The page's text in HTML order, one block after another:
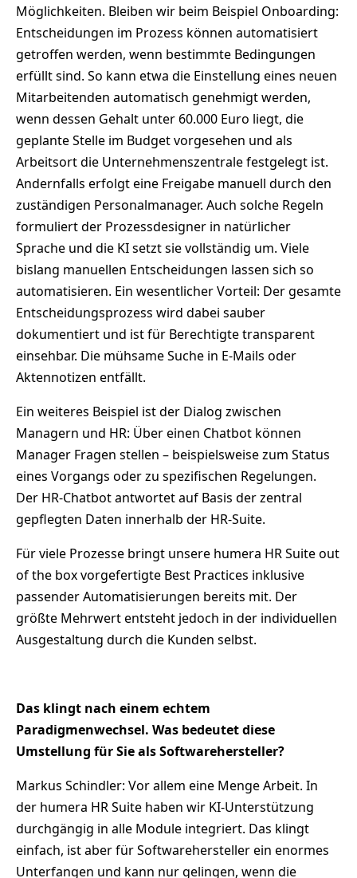
Möglichkeiten. Bleiben wir beim Beispiel Onboarding:
Entscheidungen im Prozess können automatisiert
getroffen werden, wenn bestimmte Bedingungen
erfüllt sind. So kann etwa die Einstellung eines neuen
Mitarbeitenden automatisch genehmigt werden,
wenn dessen Gehalt unter 60.000 Euro liegt, die
geplante Stelle im Budget vorgesehen und als
Arbeitsort die Unternehmenszentrale festgelegt ist.
Andernfalls erfolgt eine Freigabe manuell durch den
zuständigen Personalmanager. Auch solche Regeln
formuliert der Prozessdesigner in natürlicher
Sprache und die KI setzt sie vollständig um. Viele
bislang manuellen Entscheidungen lassen sich so
automatisieren. Ein wesentlicher Vorteil: Der gesamte
Entscheidungsprozess wird dabei sauber
dokumentiert und ist für Berechtigte transparent
einsehbar. Die mühsame Suche in E-Mails oder
Aktennotizen entfällt.
Ein weiteres Beispiel ist der Dialog zwischen
Managern und HR: Über einen Chatbot können
Manager Fragen stellen – beispielsweise zum Status
eines Vorgangs oder zu spezifischen Regelungen.
Der HR-Chatbot antwortet auf Basis der zentral
gepflegten Daten innerhalb der HR-Suite.
Für viele Prozesse bringt unsere humera HR Suite out
of the box vorgefertigte Best Practices inklusive
passender Automatisierungen bereits mit. Der
größte Mehrwert entsteht jedoch in der individuellen
Ausgestaltung durch die Kunden selbst.
Das klingt nach einem echtem
Paradigmenwechsel. Was bedeutet diese
Umstellung für Sie als Softwarehersteller?
Markus Schindler: Vor allem eine Menge Arbeit. In
der humera HR Suite haben wir KI-Unterstützung
durchgängig in alle Module integriert. Das klingt
einfach, ist aber für Softwarehersteller ein enormes
Unterfangen und kann nur gelingen, wenn die